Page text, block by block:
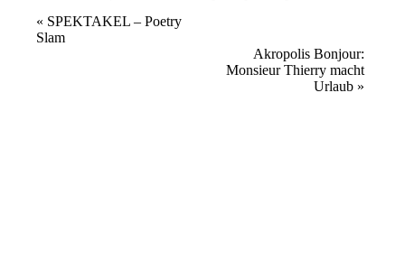
Veranstaltung
Navigation
« SPEKTAKEL – Poetry
Slam
Akropolis Bonjour:
Monsieur Thierry macht
Urlaub »